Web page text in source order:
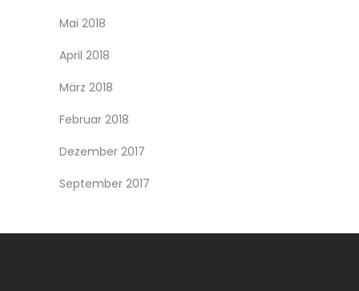
Mai 2018
April 2018
März 2018
Februar 2018
Dezember 2017
September 2017